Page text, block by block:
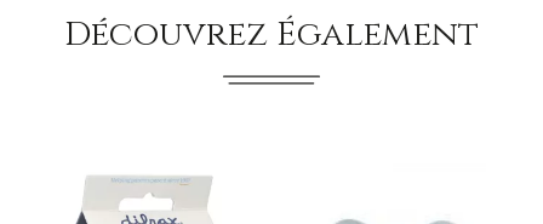
Découvrez Également